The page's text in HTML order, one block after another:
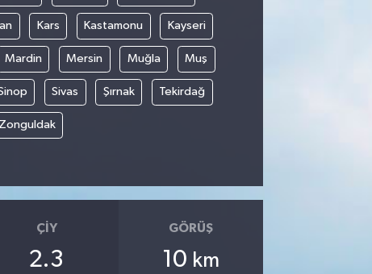
Kars Kastamonu Kayseri
Mardin Mersin Muğla Muş
Sivas Şırnak Tekirdağ
Zonguldak
ÇIY
2.3
GÖRÜŞ
10 km